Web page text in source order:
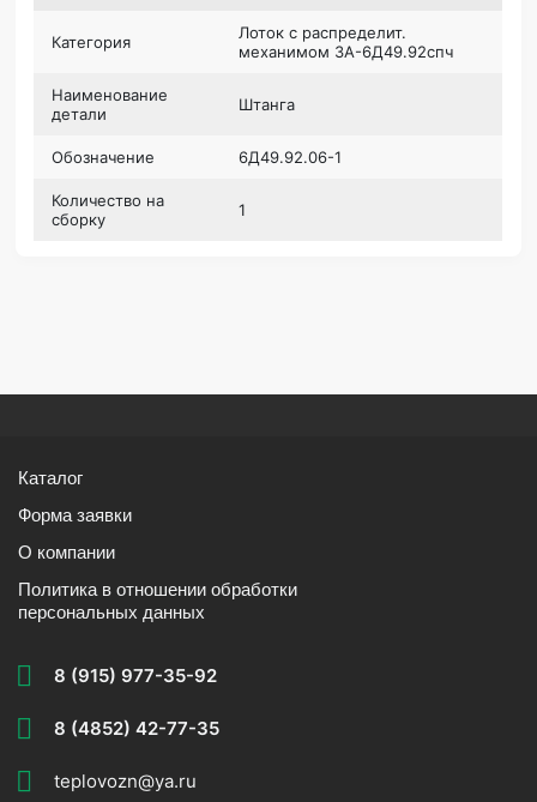
Категория
Лоток с распределит.
механимом 3А-6Д49.92спч
Наименование
детали
Штанга
Обозначение 6Д49.92.06-1
Количество на
сборку
1
Каталог
Форма заявки
О компании
Политика в отношении обработки
персональных данных
8 (915) 977-35-92
8 (4852) 42-77-35
teplovozn@ya.ru